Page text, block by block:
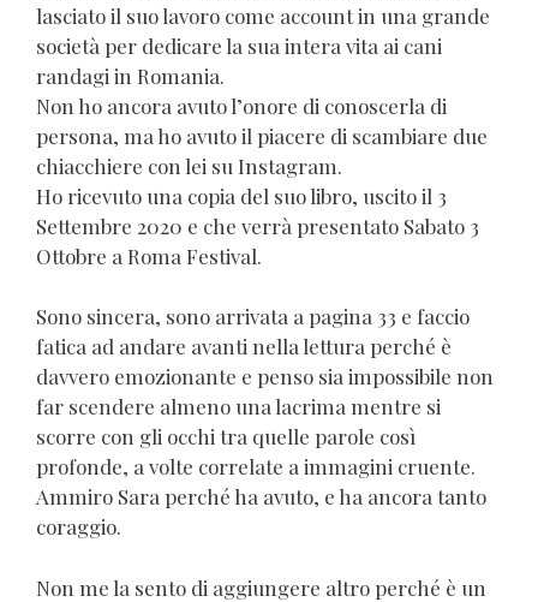
lasciato il suo lavoro come account in una grande
società per dedicare la sua intera vita ai cani
randagi in Romania.
Non ho ancora avuto l’onore di conoscerla di
persona, ma ho avuto il piacere di scambiare due
chiacchiere con lei su Instagram.
Ho ricevuto una copia del suo libro, uscito il 3
Settembre 2020 e che verrà presentato Sabato 3
Ottobre a Roma Festival.
Sono sincera, sono arrivata a pagina 33 e faccio
fatica ad andare avanti nella lettura perché è
davvero emozionante e penso sia impossibile non
far scendere almeno una lacrima mentre si
scorre con gli occhi tra quelle parole così
profonde, a volte correlate a immagini cruente.
Ammiro Sara perché ha avuto, e ha ancora tanto
coraggio.
Non me la sento di aggiungere altro perché è un